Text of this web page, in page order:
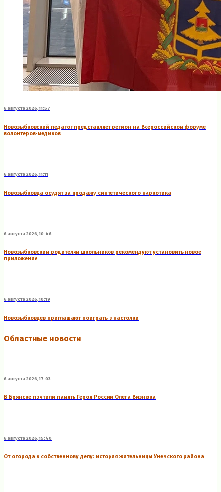
6 августа 2026, 11:57
Новозыбковский педагог представляет регион на Всероссийском форуме
волонтеров-медиков
6 августа 2026, 11:11
Новозыбковца осудят за продажу синтетического наркотика
6 августа 2026, 10:46
Новозыбковским родителям школьников рекомендуют установить новое
приложение
6 августа 2026, 10:19
Новозыбковцев приглашают поиграть в настолки
Областные новости
6 августа 2026, 17:03
В Брянске почтили память Героя России Олега Визнюка
6 августа 2026, 15:40
От огорода к собственному делу: история жительницы Унечского района